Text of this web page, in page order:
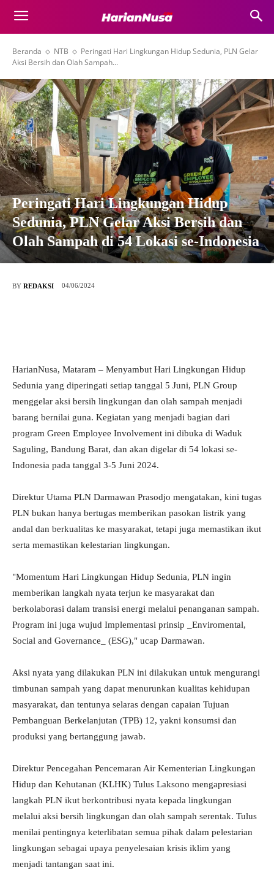
Beranda NTB
Peringati Hari Lingkungan Hidup Sedunia, PLN Gelar
Aksi Bersih dan Olah Sampah...
Peringati Hari Lingkungan Hidup
Sedunia, PLN Gelar Aksi Bersih dan
Olah Sampah di 54 Lokasi se-Indonesia
BY REDAKSI 04/06/2024
HarianNusa, Mataram – Menyambut Hari Lingkungan Hidup
Sedunia yang diperingati setiap tanggal 5 Juni, PLN Group
menggelar aksi bersih lingkungan dan olah sampah menjadi
barang bernilai guna. Kegiatan yang menjadi bagian dari
program Green Employee Involvement ini dibuka di Waduk
Saguling, Bandung Barat, dan akan digelar di 54 lokasi se-
Indonesia pada tanggal 3-5 Juni 2024.
Direktur Utama PLN Darmawan Prasodjo mengatakan, kini tugas
PLN bukan hanya bertugas memberikan pasokan listrik yang
andal dan berkualitas ke masyarakat, tetapi juga memastikan ikut
serta memastikan kelestarian lingkungan.
"Momentum Hari Lingkungan Hidup Sedunia, PLN ingin
memberikan langkah nyata terjun ke masyarakat dan
berkolaborasi dalam transisi energi melalui penanganan sampah.
Program ini juga wujud Implementasi prinsip _Enviromental,
Social and Governance_ (ESG)," ucap Darmawan.
Aksi nyata yang dilakukan PLN ini dilakukan untuk mengurangi
timbunan sampah yang dapat menurunkan kualitas kehidupan
masyarakat, dan tentunya selaras dengan capaian Tujuan
Pembanguan Berkelanjutan (TPB) 12, yakni konsumsi dan
produksi yang bertanggung jawab.
Direktur Pencegahan Pencemaran Air Kementerian Lingkungan
Hidup dan Kehutanan (KLHK) Tulus Laksono mengapresiasi
langkah PLN ikut berkontribusi nyata kepada lingkungan
melalui aksi bersih lingkungan dan olah sampah serentak. Tulus
menilai pentingnya keterlibatan semua pihak dalam pelestarian
lingkungan sebagai upaya penyelesaian krisis iklim yang
menjadi tantangan saat ini.